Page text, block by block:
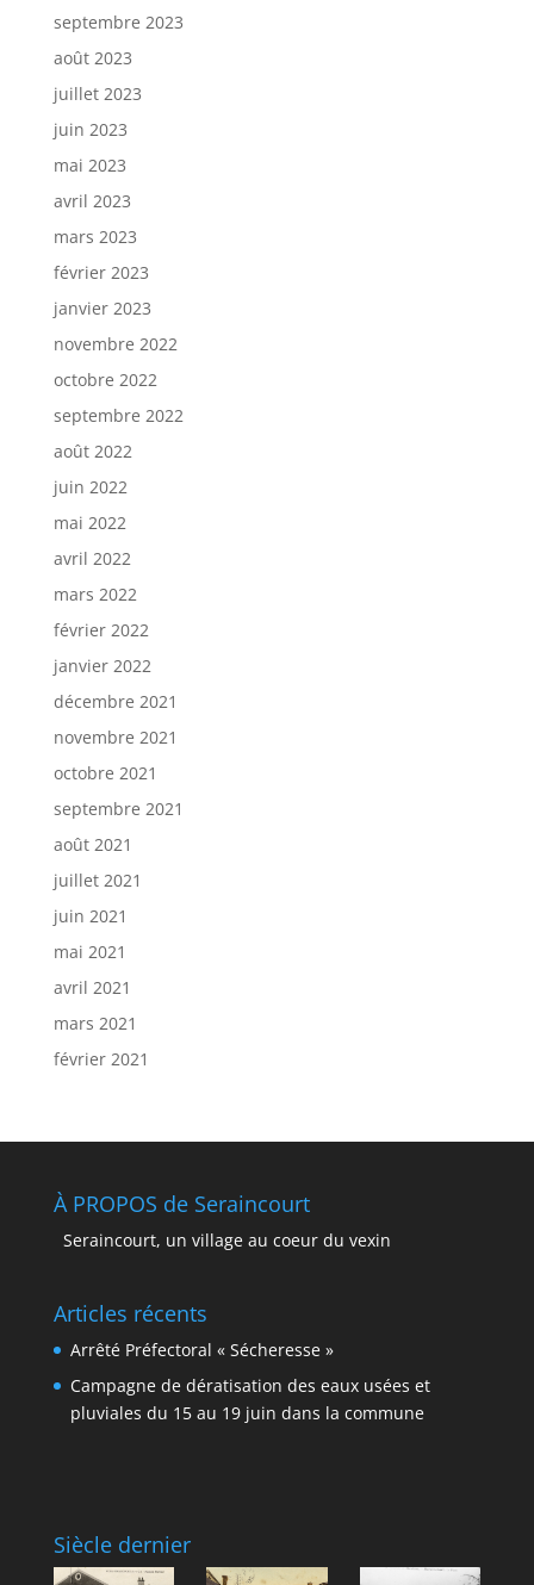
septembre 2023
août 2023
juillet 2023
juin 2023
mai 2023
avril 2023
mars 2023
février 2023
janvier 2023
novembre 2022
octobre 2022
septembre 2022
août 2022
juin 2022
mai 2022
avril 2022
mars 2022
février 2022
janvier 2022
décembre 2021
novembre 2021
octobre 2021
septembre 2021
août 2021
juillet 2021
juin 2021
mai 2021
avril 2021
mars 2021
février 2021
À PROPOS de Seraincourt
Seraincourt, un village au coeur du vexin
Articles récents
Arrêté Préfectoral « Sécheresse »
Campagne de dératisation des eaux usées et
pluviales du 15 au 19 juin dans la commune
Siècle dernier